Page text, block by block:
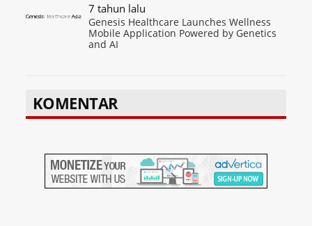
7 tahun lalu
Genesis Healthcare Launches Wellness
Mobile Application Powered by Genetics
and AI
KOMENTAR